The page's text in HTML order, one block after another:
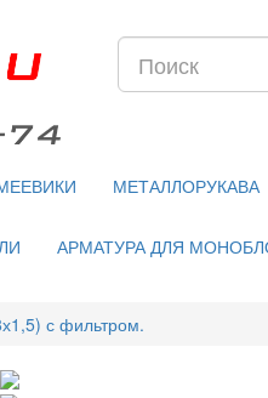
МЕТАЛЛОРУКАВА
АРМАТУРА ДЛЯ
с фильтром.